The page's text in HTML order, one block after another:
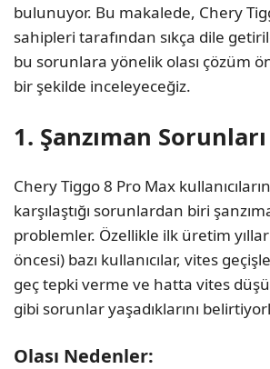
bulunuyor. Bu makalede, Chery
sahipleri tarafından sıkça dile
bu sorunlara yönelik olası çözüm
bir şekilde inceleyeceğiz.
1. Şanzıman Sorunları
Chery Tiggo 8 Pro Max
karşılaştığı sorunlardan biri
problemler. Özellikle ilk üretim
öncesi) bazı kullanıcılar, vites
geç tepki verme ve hatta vites
gibi sorunlar yaşadıklarını
Olası Nedenler: